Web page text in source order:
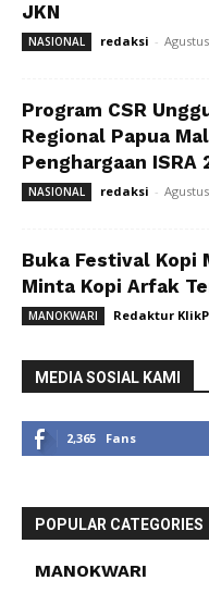
JKN
NASIONAL redaksi -
Program CSR
Regional Papua
Penghargaan ISRA
NASIONAL redaksi -
Buka Festival Kopi
Minta Kopi Arfak
MANOKWARI Redaktur
MEDIA SOSIAL KAMI
2,365 Fans
POPULAR CATEGORIES
MANOKWARI